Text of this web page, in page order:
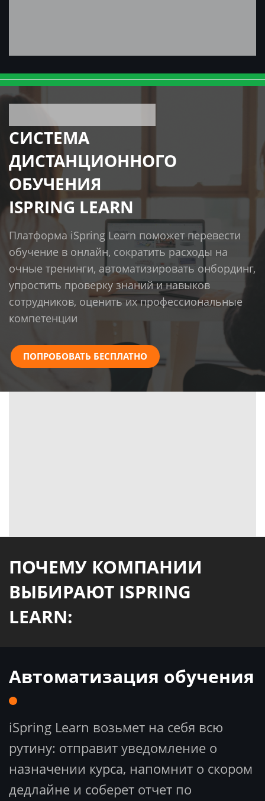
СИСТЕМА
ДИСТАНЦИОННОГО
ОБУЧЕНИЯ
ISPRING LEARN
Платформа iSpring Learn поможет перевести
обучение в онлайн, сократить расходы на
очные тренинги, автоматизировать онбординг,
упростить проверку знаний и навыков
сотрудников, оценить их профессиональные
компетенции
ПОПРОБОВАТЬ БЕСПЛАТНО
ПОЧЕМУ КОМПАНИИ
ВЫБИРАЮТ ISPRING
LEARN:
Автоматизация обучения
iSpring Learn возьмет на себя всю
рутину: отправит уведомление о
назначении курса, напомнит о скором
дедлайне и соберет отчет по